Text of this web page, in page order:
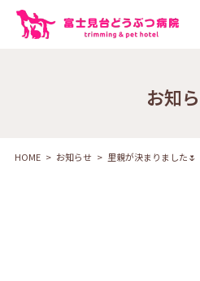
お知
HOME お知らせ 里親が決まりました🌷